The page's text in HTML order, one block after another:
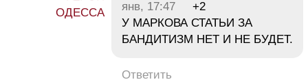
янв, 17:47
+2
У МАРКОВА СТАТЬИ ЗА
БАНДИТИЗМ НЕТ И НЕ БУДЕТ.
Ответить